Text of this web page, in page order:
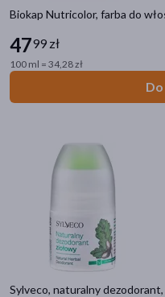
Hit
Biokap Nutricolor, farba do
4799 zł
100 ml = 34,28 zł
Sylveco, naturalny dezodorant,